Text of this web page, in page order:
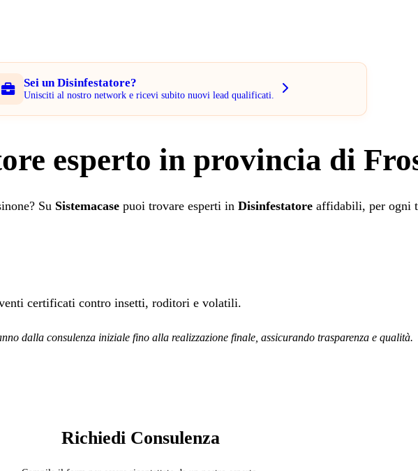
Sei un Disinfestatore?
Unisciti al nostro network e ricevi subito nuovi lead qualificati.
esperto in provincia di
Su Sistemacase puoi trovare esperti in Disinfestatore affidabili, per ogni
certificati contro insetti, roditori e volatili.
dalla consulenza iniziale fino alla realizzazione finale, assicurando trasparenza e qualità.
Richiedi Consulenza